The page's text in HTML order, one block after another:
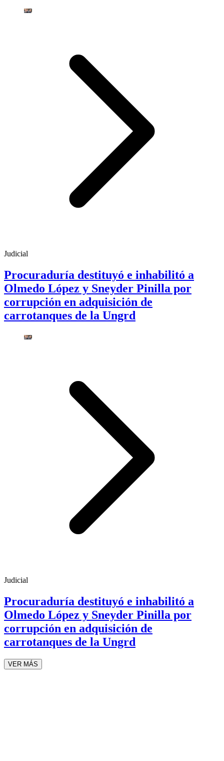
Judicial
Procuraduría destituyó e inhabilitó a
Olmedo López y Sneyder Pinilla por
corrupción en adquisición de
carrotanques de la Ungrd
Judicial
Procuraduría destituyó e inhabilitó a
Olmedo López y Sneyder Pinilla por
corrupción en adquisición de
carrotanques de la Ungrd
VER MÁS